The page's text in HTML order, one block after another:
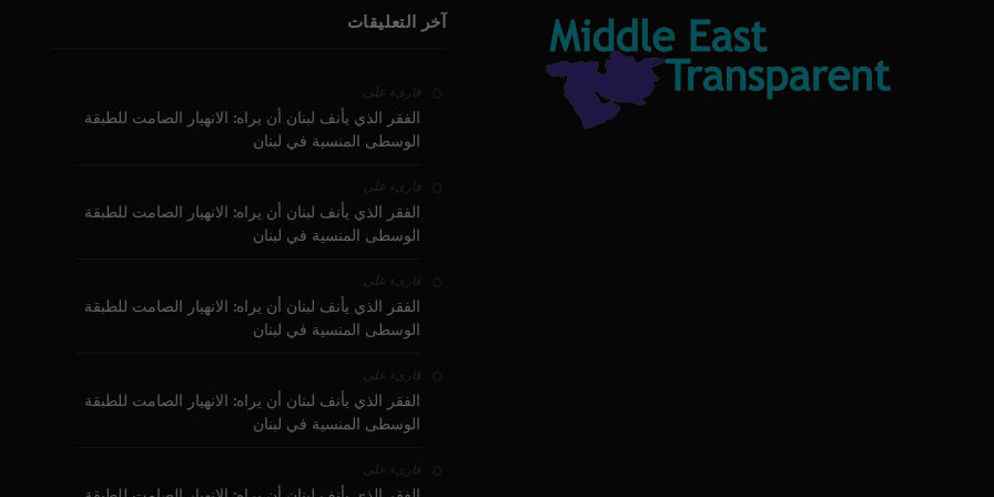
آخر التعليقات
قارىء على
الفقر الذي يأنف لبنان أن يراه: الانهيار الصامت للطبقة
الوسطى المنسية في لبنان
قارىء على
الفقر الذي يأنف لبنان أن يراه: الانهيار الصامت للطبقة
الوسطى المنسية في لبنان
قارىء على
الفقر الذي يأنف لبنان أن يراه: الانهيار الصامت للطبقة
الوسطى المنسية في لبنان
قارىء على
الفقر الذي يأنف لبنان أن يراه: الانهيار الصامت للطبقة
الوسطى المنسية في لبنان
قارىء على